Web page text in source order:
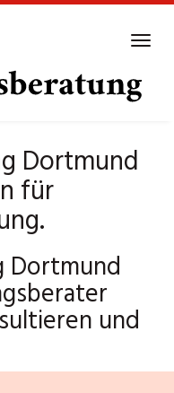
Dortmund
für
Dortmund
und